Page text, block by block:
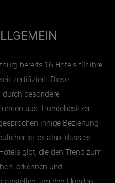
bereits 16 Hotels für ihre
zertifiziert. Diese
besondere
aus. Hundebesitzer
innige Beziehung
ist es also, dass es
gibt, die den Trend zum
erkennen und